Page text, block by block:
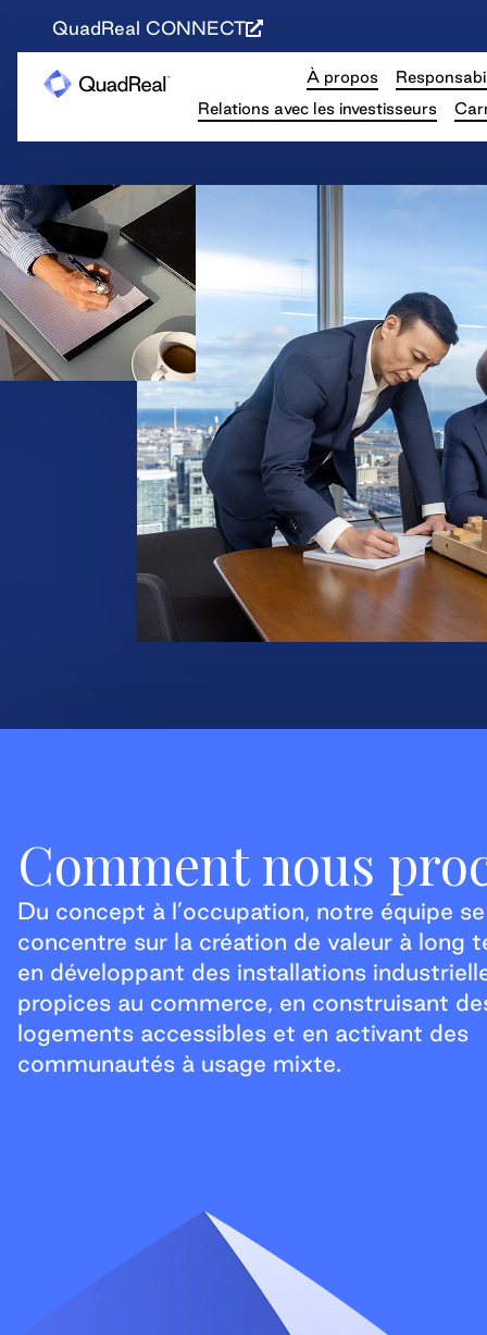
QuadReal CONNECT
À propos
Relations avec les investisseurs
Comment nous
Du concept à l’occupation, notre équipe se
concentre sur la création de valeur à long
en développant des installations
propices au commerce, en construisant
logements accessibles et en activant des
communautés à usage mixte.